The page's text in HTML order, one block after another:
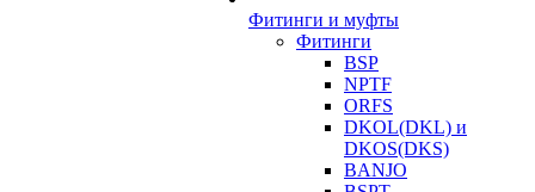
Фитинги и муфты
Фитинги
BSP
NPTF
ORFS
DKOL(DKL) и
DKOS(DKS)
BANJO